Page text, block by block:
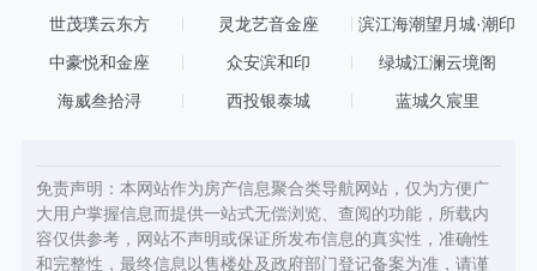
世茂璞云东方 灵龙艺音金座 滨江海潮望月城·潮印
中豪悦和金座 众安滨和印 绿城江澜云境阁
海威叁拾浔 西投银泰城 蓝城久宸里
免责声明：本网站作为房产信息聚合类导航网站，仅为方便广
大用户掌握信息而提供一站式无偿浏览、查阅的功能，所载内
容仅供参考，网站不声明或保证所发布信息的真实性，准确性
和完整性，最终信息以售楼处及政府部门登记备案为准，请谨